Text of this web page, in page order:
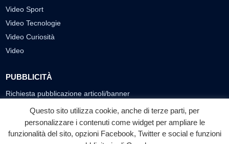
Video Sport
Video Tecnologie
Video Curiosità
Video
PUBBLICITÀ
Richiesta pubblicazione articoli/banner
SEGUICI SUI SOCIAL
f ◎ ▶
Questo sito utilizza cookie, anche di terze parti, per
personalizzare i contenuti come widget per ampliare le
funzionalità del sito, opzioni Facebook, Twitter e social e funzioni